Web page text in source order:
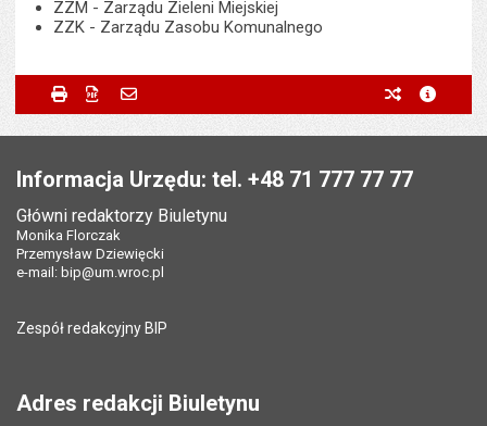
ZZM - Zarządu Zieleni Miejskiej
ZZK - Zarządu Zasobu Komunalnego
Metryczka
Wytworzył:
Ostatnio zaktualizował:
Data ostatniej aktualizacji:
Powiadom znajomego
Powiadom znajomego
Twój adres e-mail Pole wymagane
Tytuł e-mailaPole wymagane
*
Adres e-mail znajomego
Drukuj Zapisz do PDF poprzednie
Informacja Urzędu: tel. +48 71 777 77 77
Główni redaktorzy Biuletynu
Monika Florczak
Przemysław Dziewięcki
e-mail: bip@um.wroc.pl
Zespół redakcyjny BIP
Adres redakcji Biuletynu